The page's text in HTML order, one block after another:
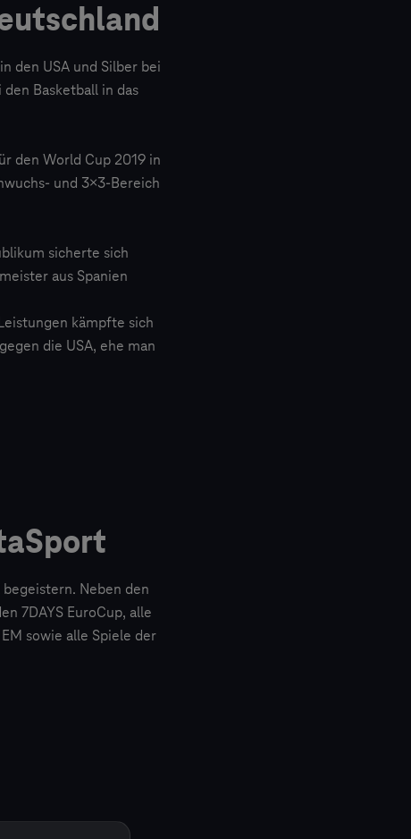
den USA und Silber bei
Basketball in das
den World Cup 2019 in
und 3×3-Bereich
sicherte sich
aus Spanien
kämpfte sich
die USA, ehe man
Neben den
7DAYS EuroCup, alle
sowie alle Spiele der